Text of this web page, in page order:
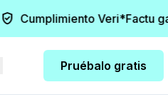
Cumplimiento Veri*Factu
Pruébalo gratis